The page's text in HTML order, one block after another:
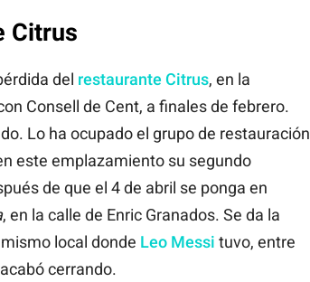
Citrus
del restaurante Citrus, en la
Consell de Cent, a finales de febrero.
Lo ha ocupado el grupo de restauración
este emplazamiento su segundo
de que el 4 de abril se ponga en
, en la calle de Enric Granados. Se da la
local donde Leo Messi tuvo, entre
cerrando.